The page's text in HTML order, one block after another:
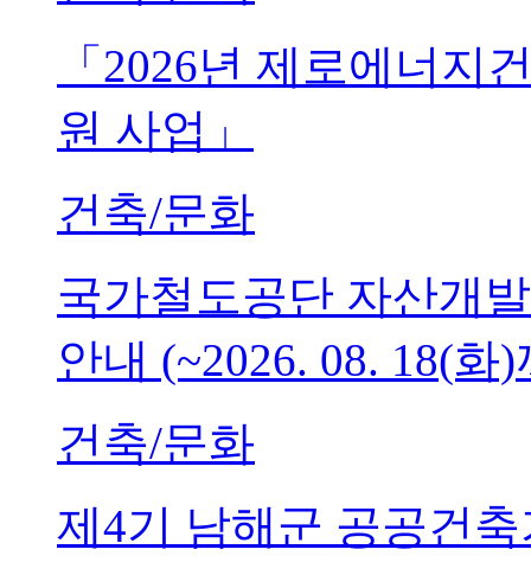
「2026년 제로에너지
원 사업」
건축/문화
국가철도공단 자산개
안내 (~2026. 08. 18(화
건축/문화
제4기 남해군 공공건